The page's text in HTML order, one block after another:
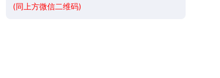
(同上方微信二维码)